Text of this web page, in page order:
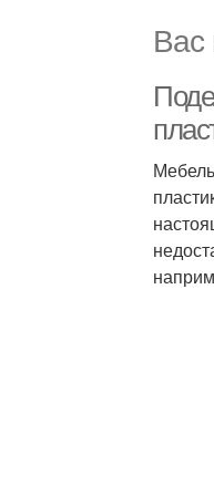
Вас